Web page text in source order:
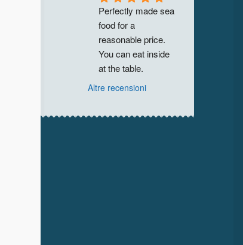
Perfectly made sea
food for a
reasonable price.
You can eat inside
at the table.
Altre recensioni